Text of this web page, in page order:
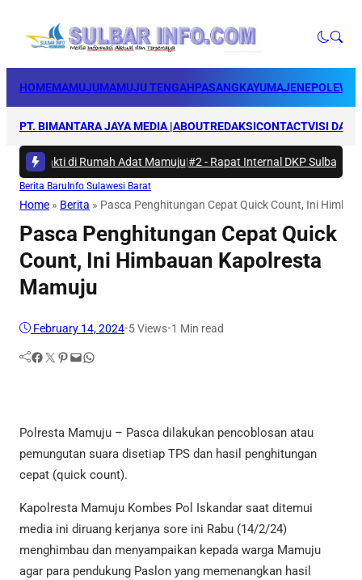
HOMEMAMUJUMAMUJU TENGAHPASANGKAYUMAJENE
PT. BIMANTARA JAYA MEDIA |ABOUTREDAKSICONTACTVISI DAN
Bakti di Rumah Adat Mamuju|#2 -Rapat Internal DKP Sulbar,
Berita Baru Info Sulawesi Barat
Home » Berita » Pasca Penghitungan Cepat Quick Count, Ini
Pasca Penghitungan Cepat Quick
Count, Ini Himbauan Kapolresta
Mamuju
February 14, 2024•5Views•1 Min read
Facebook Twitter Pinterest Mail WhatsApp
Polresta Mamuju – Pasca dilakukan pencoblosan atau
pemungutan suara disetiap TPS dan hasil penghitungan
cepat (quick count).
Kapolresta Mamuju Kombes Pol Iskandar saat ditemui
media ini diruang kerjanya sore ini Rabu (14/2/24)
menghimbau dan menyampaikan kepada warga Mamuju
agar para pendukung Paslon yang memenangkan hasil